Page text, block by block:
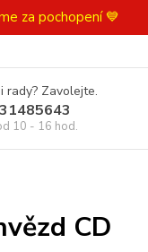
za pochopení 💙
rady? Zavolejte.
10 - 16 hod.
CD